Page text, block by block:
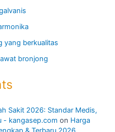
yang berkualitas
bronjong
Sakit 2026: Standar Medis,
- kangasep.com on Harga